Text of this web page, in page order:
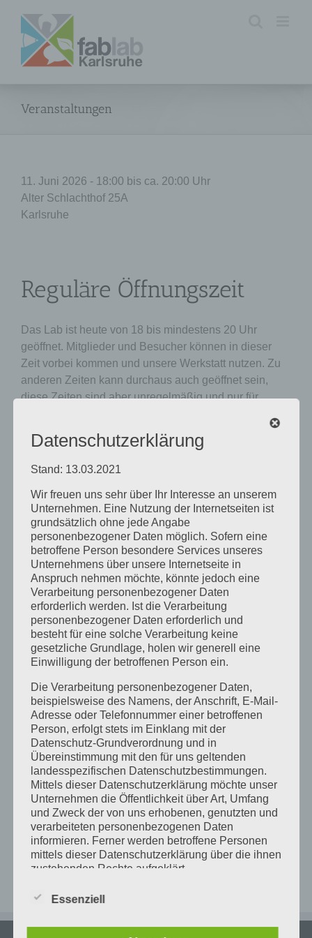
Inhalt
springen
Veranstaltungen
11. Juni 2026 - 18:00 bis ca. 20:00 Uhr
Alter Schlachthof 25A
Karlsruhe
Reguläre Öffnungszeit
Das Lab ist heute von 18 bis mindestens 20 Uhr
geöffnet. Mitglieder und Besucher können in dieser
Zeit vorbei kommen und unsere Werkstatt nutzen. Zu
anderen Zeiten kann durchaus auch geöffnet sein,
diese Zeiten sind aber unregelmäßig und nur für
Die Plätze im Lab sind beschränkt. Daher kann es (vor
allem, wenn ihr eine längere Anfahrt habt) sinnvoll
sein, vorher sich telefonisch zu erkundigen wie voll
Reservierung ist jedoch nicht möglich.Unsere
Mitglieder können im Slack-Channel #öffnungszeiten
sehen, wie voll die Werkstatt aktuell ist.
Wenn ihr Interesse an der Nutzung einer konkreten
Maschine habt, aber noch nicht eingewiesen seid,
dann fragt am besten telefonisch (während der
Öffnungszeiten) oder per Slack nach, ob ein Labsitter
Zeit für euch hat.
FabLab Karlsruhe
Alter Schlachthof 25A - Karlsruhe
Details
+
−
Leaflet|Map data ©OpenStreetMap
Datenschutzerklärung
Stand: 13.03.2021
Wir freuen uns sehr über Ihr Interesse an unserem
Unternehmen. Eine Nutzung der Internetseiten ist
grundsätzlich ohne jede Angabe
personenbezogener Daten möglich. Sofern eine
betroffene Person besondere Services unseres
Unternehmens über unsere Internetseite in
Anspruch nehmen möchte, könnte jedoch eine
Verarbeitung personenbezogener Daten
erforderlich werden. Ist die Verarbeitung
personenbezogener Daten erforderlich und
besteht für eine solche Verarbeitung keine
gesetzliche Grundlage, holen wir generell eine
Einwilligung der betroffenen Person ein.
Die Verarbeitung personenbezogener Daten,
beispielsweise des Namens, der Anschrift, E-Mail-
Adresse oder Telefonnummer einer betroffenen
Person, erfolgt stets im Einklang mit der
Datenschutz-Grundverordnung und in
Übereinstimmung mit den für uns geltenden
landesspezifischen Datenschutzbestimmungen.
Mittels dieser Datenschutzerklärung möchte unser
Unternehmen die Öffentlichkeit über Art, Umfang
und Zweck der von uns erhobenen, genutzten und
verarbeiteten personenbezogenen Daten
informieren. Ferner werden betroffene Personen
mittels dieser Datenschutzerklärung über die ihnen
zustehenden Rechte aufgeklärt.
Wir haben als für die Verarbeitung Verantwortlicher
lückenlosen Schutz der über diese Internetseite
Essenziell